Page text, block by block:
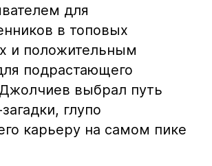
для
в топовых
и положительным
подрастающего
выбрал путь
глупо
карьеру на самом пике